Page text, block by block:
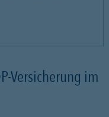
Versicherung im